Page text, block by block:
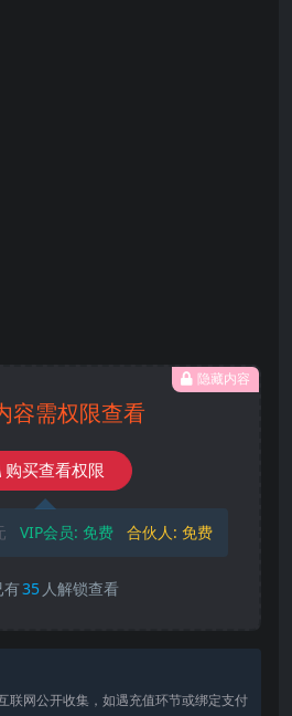
隐藏内容
容需权限查看
购买查看权限
VIP会员: 免费 合伙人: 免费
有35 人解锁查看
联网公开收集，如遇充值环节或绑定支付